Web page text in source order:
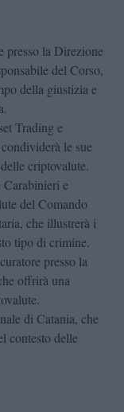
presso la Direzione
del Corso,
della giustizia e
Trading e
le sue
criptovalute.
e
del Comando
che illustrerà i
tipo di crimine.
presso la
offrirà una
di Catania, che
contesto delle